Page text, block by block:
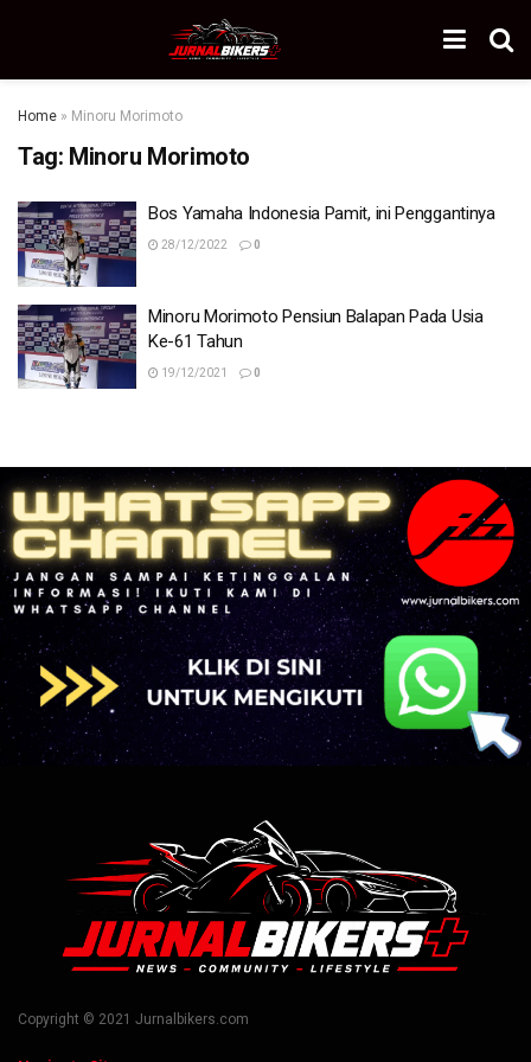
Home » Minoru Morimoto
Tag: Minoru Morimoto
Bos Yamaha Indonesia Pamit, ini Penggantinya
28/12/2022 0
Minoru Morimoto Pensiun Balapan Pada Usia
Ke-61 Tahun
19/12/2021 0
Copyright © 2021 Jurnalbikers.com